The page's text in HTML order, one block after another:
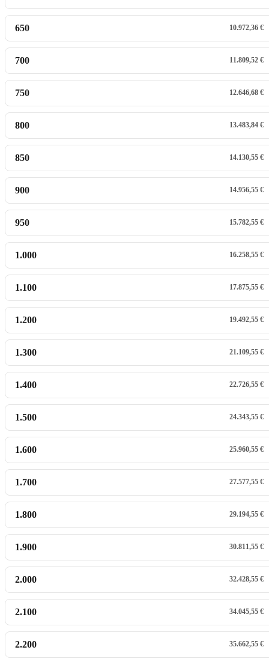
650 10.972,36 €
700 11.809,52 €
750 12.646,68 €
800 13.483,84 €
850 14.130,55 €
900 14.956,55 €
950 15.782,55 €
1.000 16.258,55 €
1.100 17.875,55 €
1.200 19.492,55 €
1.300 21.109,55 €
1.400 22.726,55 €
1.500 24.343,55 €
1.600 25.960,55 €
1.700 27.577,55 €
1.800 29.194,55 €
1.900 30.811,55 €
2.000 32.428,55 €
2.100 34.045,55 €
2.200 35.662,55 €